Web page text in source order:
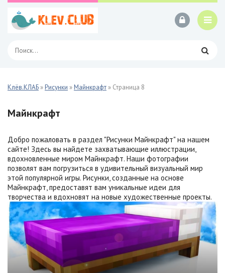
Клёв.КЛАБ »Рисунки »Майнкрафт » Страница 8
Майнкрафт
Добро пожаловать в раздел "Рисунки Майнкрафт" на нашем
сайте! Здесь вы найдете захватывающие иллюстрации,
вдохновленные миром Майнкрафт. Наши фотографии
позволят вам погрузиться в удивительный визуальный мир
этой популярной игры. Рисунки, созданные на основе
Майнкрафт, предоставят вам уникальные идеи для
творчества и вдохновят на новые художественные проекты.